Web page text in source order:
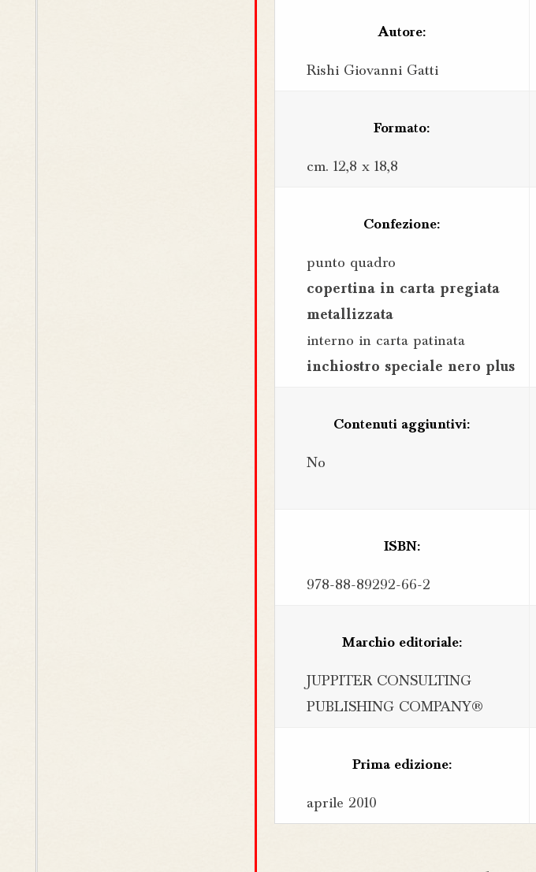
Autore:
Rishi Giovanni Gatti
Formato:
cm. 12,8 x 18,8
Confezione:
punto quadro
copertina in carta pregiata
metallizzata
interno in carta patinata
inchiostro speciale nero plus
Contenuti aggiuntivi:
No
ISBN:
978-88-89292-66-2
Marchio editoriale:
JUPPITER CONSULTING
PUBLISHING COMPANY®
Prima edizione:
aprile 2010